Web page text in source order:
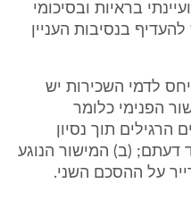
בראיות ובסיכומי
בנסיבות העניין
לדמי השכירות יש
הפנימי כלומר
הרגילים תוך נסיון
דעתם; (ב) המישור הנוגע
על ההסכם השני.